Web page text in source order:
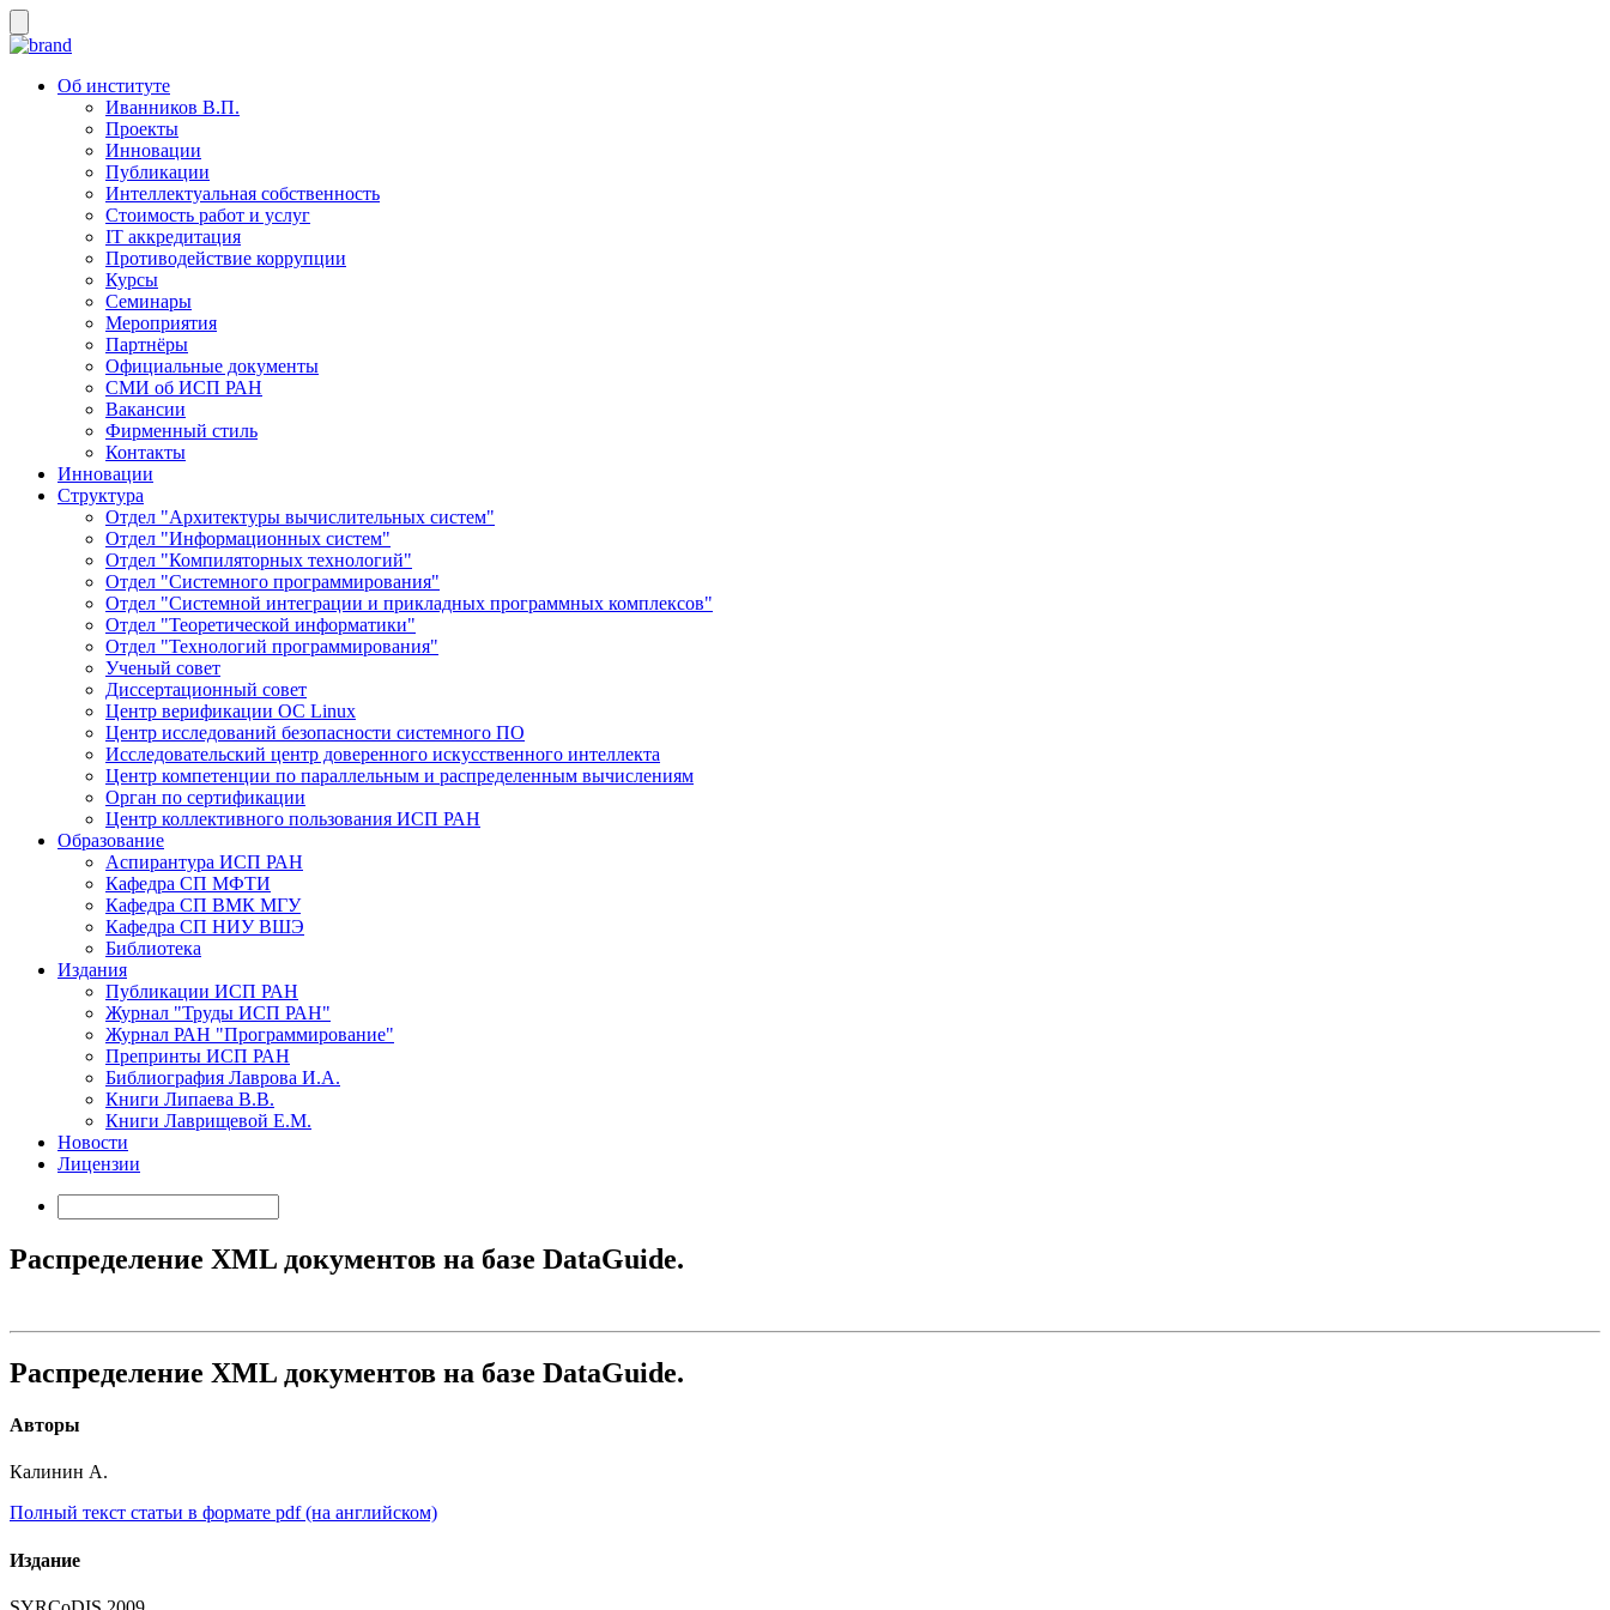
Об институте
Иванников В.П.
Проекты
Инновации
Публикации
Интеллектуальная собственность
Стоимость работ и услуг
IT аккредитация
Противодействие коррупции
Курсы
Семинары
Мероприятия
Партнёры
Официальные документы
СМИ об ИСП РАН
Вакансии
Фирменный стиль
Контакты
Инновации
Структура
Отдел "Архитектуры вычислительных систем"
Отдел "Информационных систем"
Отдел "Компиляторных технологий"
Отдел "Системного программирования"
Отдел "Системной интеграции и прикладных программных комплексов"
Отдел "Теоретической информатики"
Отдел "Технологий программирования"
Ученый совет
Диссертационный совет
Центр верификации ОС Linux
Центр исследований безопасности системного ПО
Исследовательский центр доверенного искусственного интеллекта
Центр компетенции по параллельным и распределенным вычислениям
Орган по сертификации
Центр коллективного пользования ИСП РАН
Образование
Аспирантура ИСП РАН
Кафедра СП МФТИ
Кафедра СП ВМК МГУ
Кафедра СП НИУ ВШЭ
Библиотека
Издания
Публикации ИСП РАН
Журнал "Труды ИСП РАН"
Журнал РАН "Программирование"
Препринты ИСП РАН
Библиография Лаврова И.А.
Книги Липаева В.В.
Книги Лаврищевой Е.М.
Новости
Лицензии
Распределение XML документов на базе DataGuide.
Распределение XML документов на базе DataGuide.
Авторы
Калинин А.
Полный текст статьи в формате pdf (на английском)
Издание